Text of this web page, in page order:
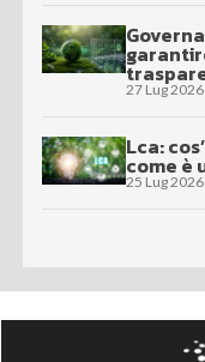
27 Lug 2026
Lca:
come è
25 Lug 2026